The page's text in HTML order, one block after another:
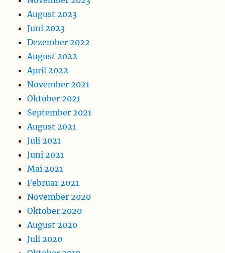
August 2023
Juni 2023
Dezember 2022
August 2022
April 2022
November 2021
Oktober 2021
September 2021
August 2021
Juli 2021
Juni 2021
Mai 2021
Februar 2021
November 2020
Oktober 2020
August 2020
Juli 2020